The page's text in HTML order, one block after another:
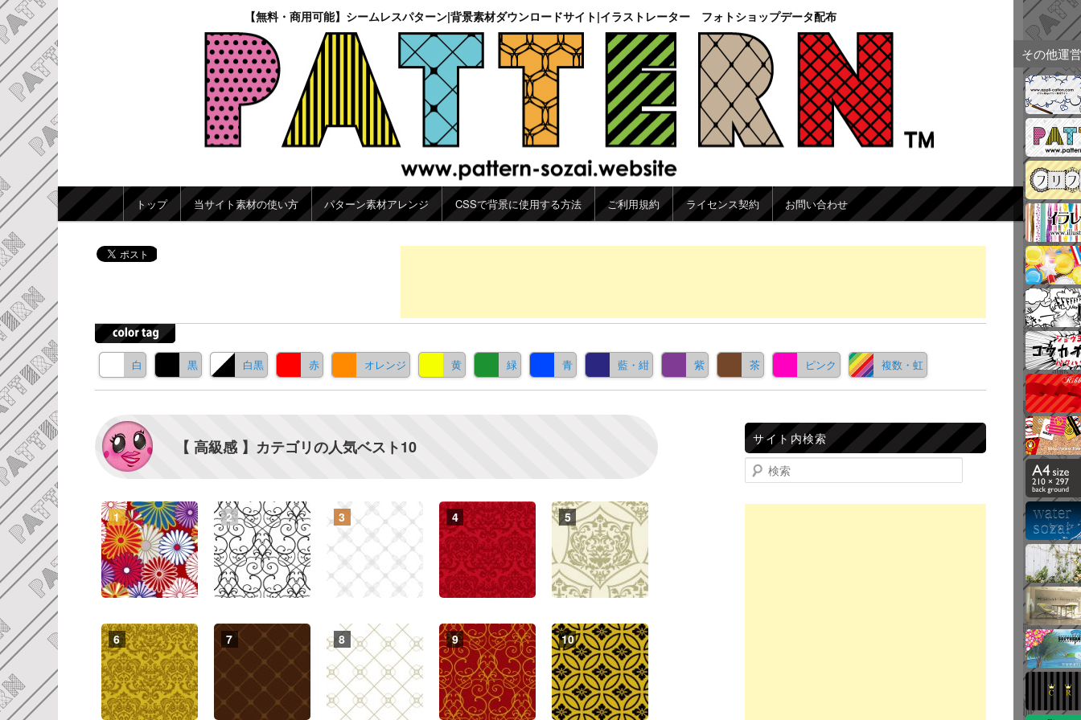
【無料・商用可能】シームレスパターン|背景素材ダウンロードサイト|イラストレーター フォトショップデータ配布
メインメニュー
メインコンテンツへ移動
サブコンテンツへ移動
トップ 当サイト素材の使い方 パターン素材アレンジ CSSで背景に使用する方法 ご利用規約 ライセンス契約 お問い合わせ
白 黒 白黒 赤 オレンジ 黄 緑 青 藍・紺 紫 茶 ピンク 複数・虹
【 高級感 】カテゴリの人気ベスト10 サイト内検索
検索
その他運